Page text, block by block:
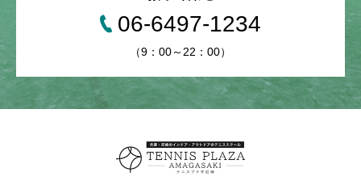
06-6497-1234
（9：00～22：00）